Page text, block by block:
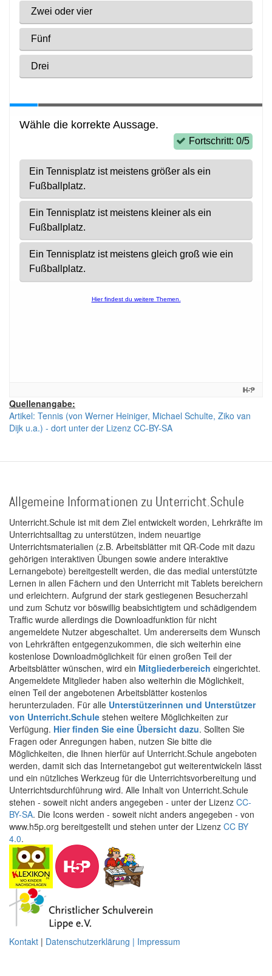
Quellenangabe:
Artikel: Tennis (von Werner Heiniger, Michael Schulte, Ziko van
Dijk u.a.) - dort unter der Lizenz CC-BY-SA
Allgemeine Informationen zu Unterricht.Schule
Unterricht.Schule ist mit dem Ziel entwickelt worden, Lehrkräfte im
Unterrichtsalltag zu unterstützen, indem neuartige
Unterrichtsmaterialien (z.B. Arbeitsblätter mit QR-Code mit dazu
gehörigen interaktiven Übungen sowie andere interaktive
Lernangebote) bereitgestellt werden, die das medial unterstützte
Lernen in allen Fächern und den Unterricht mit Tablets bereichern
und erleichtern. Aufgrund der stark gestiegenen Besucherzahl
und zum Schutz vor böswillig beabsichtigtem und schädigendem
Traffic wurde allerdings die Downloadfunktion für nicht
angemeldete Nutzer abgeschaltet. Um andererseits dem Wunsch
von Lehrkräften entgegenzukommen, die sich weiterhin eine
kostenlose Downloadmöglichkeit für einen großen Teil der
Arbeitsblätter wünschen, wird ein Mitgliederbereich eingerichtet.
Angemeldete Mitglieder haben also weiterhin die Möglichkeit,
einen Teil der angebotenen Arbeitsblätter kostenlos
herunterzuladen. Für alle Unterstützerinnen und Unterstützer
von Unterricht.Schule stehen weitere Möglichkeiten zur
Verfügung. Hier finden Sie eine Übersicht dazu. Sollten Sie
Fragen oder Anregungen haben, nutzen Sie bitte die
Möglichkeiten, die Ihnen hierfür auf Unterricht.Schule angeboten
werden, damit sich das Internetangebot gut weiterentwickeln lässt
und ein nützliches Werkzeug für die Unterrichtsvorbereitung und
Unterrichtsdurchführung wird. Alle Inhalt von Unterricht.Schule
stehen - soweit nicht anders angegeben - unter der Lizenz CC-
BY-SA. Die Icons werden - soweit nicht anders angegeben - von
www.h5p.org bereitgestellt und stehen unter der Lizenz CC BY
4.0.
Kontakt | Datenschutzerklärung | Impressum